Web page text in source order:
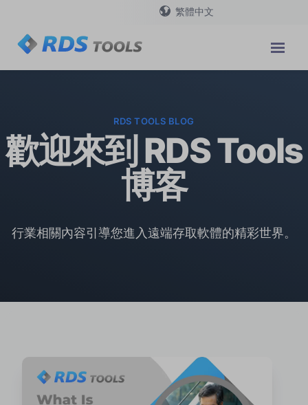
繁體中文
RDS TOOLS BLOG
歡迎來到 RDS Tools
博客
行業相關內容引導您進入遠端存取軟體的精彩世界。